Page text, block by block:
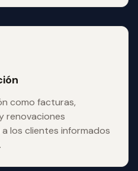
como facturas,
renovaciones
los clientes informados